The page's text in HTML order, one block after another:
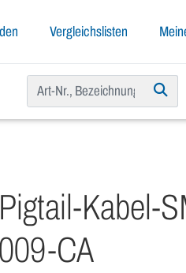
Vergleichslisten
Pigtail-Kabel-
009-CA